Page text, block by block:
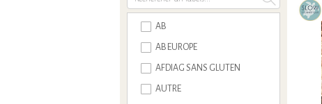
AB
AB EUROPE
AFDIAG SANS GLUTEN
AUTRE